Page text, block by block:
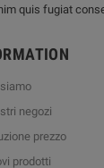
quis fugiat
negozi
prezzo
prodotti